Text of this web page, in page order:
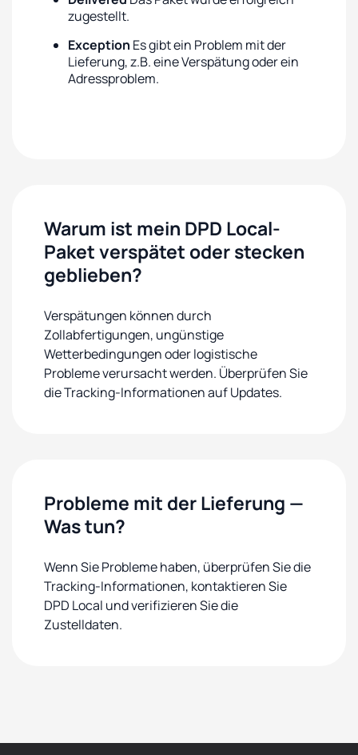
zugestellt.
Exception Es gibt ein Problem mit der
Lieferung, z.B. eine Verspätung oder ein
Adressproblem.
Warum ist mein DPD Local-
Paket verspätet oder stecken
geblieben?
Verspätungen können durch
Zollabfertigungen, ungünstige
Wetterbedingungen oder logistische
Probleme verursacht werden. Überprüfen Sie
die Tracking-Informationen auf Updates.
Probleme mit der Lieferung —
Was tun?
Wenn Sie Probleme haben, überprüfen Sie die
Tracking-Informationen, kontaktieren Sie
DPD Local und verifizieren Sie die
Zustelldaten.